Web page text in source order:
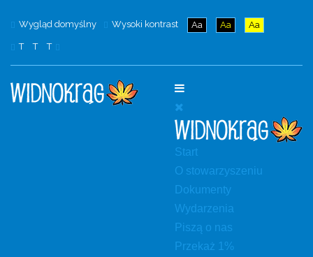
Wygląd domyślny Wysoki kontrast Aa Aa Aa
T T T
Start
O stowarzyszeniu
Dokumenty
Wydarzenia
Piszą o nas
Przekaż 1%